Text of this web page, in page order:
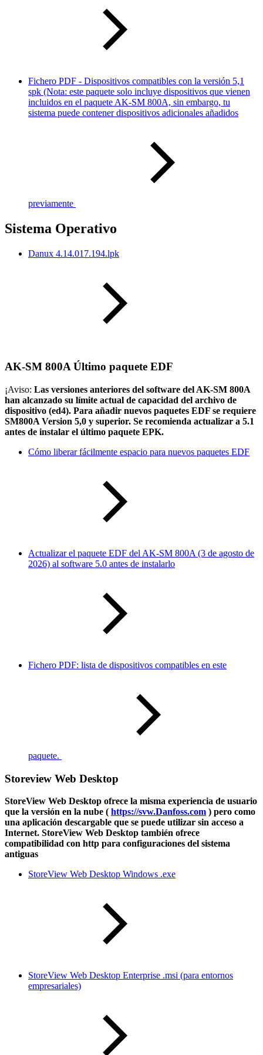
Fichero PDF - Dispositivos compatibles con la versión 5,1
spk (Nota: este paquete solo incluye dispositivos que vienen
incluidos en el paquete AK-SM 800A, sin embargo, tu
sistema puede contener dispositivos adicionales añadidos
previamente
Sistema Operativo
Danux 4.14.017.194.lpk
AK-SM 800A Último paquete EDF
¡Aviso: Las versiones anteriores del software del AK-SM 800A
han alcanzado su límite actual de capacidad del archivo de
dispositivo (ed4). Para añadir nuevos paquetes EDF se requiere
SM800A Version 5,0 y superior. Se recomienda actualizar a 5.1
antes de instalar el último paquete EPK.
Cómo liberar fácilmente espacio para nuevos paquetes EDF
Actualizar el paquete EDF del AK-SM 800A (3 de agosto de
2026) al software 5.0 antes de instalarlo
Fichero PDF: lista de dispositivos compatibles en este
paquete.
Storeview Web Desktop
StoreView Web Desktop ofrece la misma experiencia de usuario
que la versión en la nube ( https://svw.Danfoss.com ) pero como
una aplicación descargable que se puede utilizar sin acceso a
Internet. StoreView Web Desktop también ofrece
compatibilidad con http para configuraciones del sistema
antiguas
StoreView Web Desktop Windows .exe
StoreView Web Desktop Enterprise .msi (para entornos
empresariales)